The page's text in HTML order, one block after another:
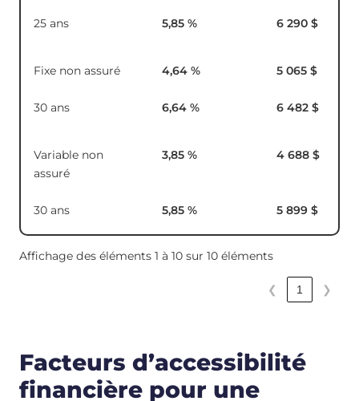
25 ans 5,85 % 6 290 $
Fixe non assuré
30 ans
4,64 %
6,64 %
5 065 $
6 482 $
Variable non
assuré
30 ans
3,85 %
5,85 %
4 688 $
5 899 $
Affichage des éléments 1 à 10 sur 10 éléments
❮ 1 ❯
Facteurs d’accessibilité
financière pour une